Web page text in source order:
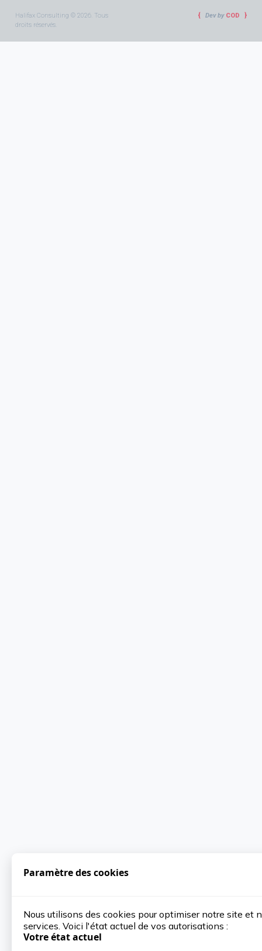
Halifax Consulting © 2026. Tous
droits réservés.
Dev by COD
Paramètre des cookies
Nous utilisons des cookies pour optimiser notre site et
services. Voici l'état actuel de vos autorisations :
Votre état actuel